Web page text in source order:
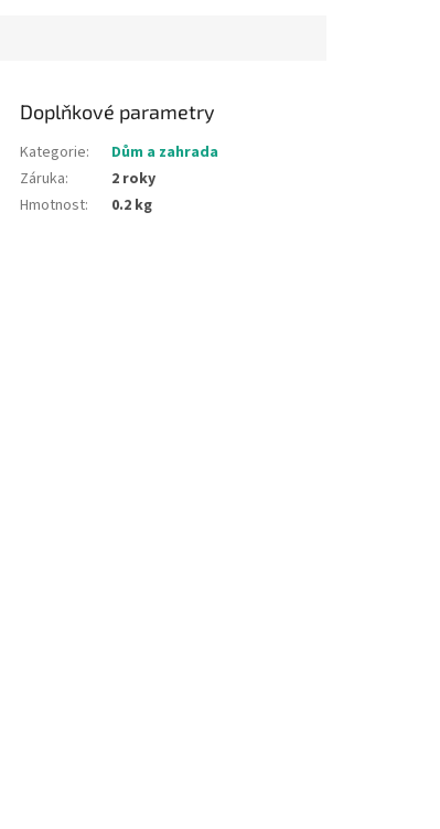
Doplňkové parametry
Kategorie:
Dům a zahrada
Záruka:
2 roky
Hmotnost: 0.2 kg